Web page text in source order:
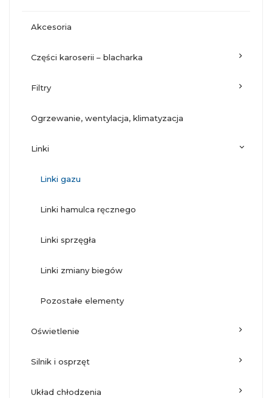
akcesoria
części karoserii – blacharka
filtry
ogrzewanie, wentylacja, klimatyzacja
linki
linki gazu
linki hamulca ręcznego
linki sprzęgła
linki zmiany biegów
pozostałe elementy
oświetlenie
silnik i osprzęt
układ chłodzenia